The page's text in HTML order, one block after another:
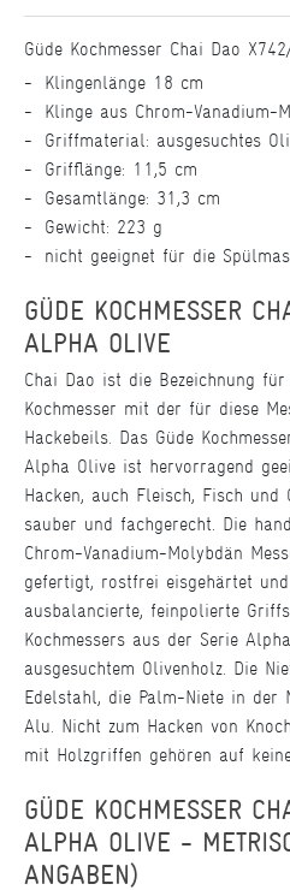
Güde Kochmesser Chai Dao
Klingenlänge 18 cm
Klinge aus Chrom-Vanadium-
Griffmaterial: ausgesuchtes
Grifflänge: 11,5 cm
Gesamtlänge: 31,3 cm
Gewicht: 223 g
nicht geeignet für die
GÜDE KOCHMESSER
ALPHA OLIVE
Chai Dao ist die Bezeichnung
Kochmesser mit der für diese
Hackebeils. Das Güde
Alpha Olive ist hervorragend
Hacken, auch Fleisch, Fisch und
sauber und fachgerecht. Die
Chrom-Vanadium-Molybdän
gefertigt, rostfrei eisgehärtet
ausbalancierte, feinpolierte
Kochmessers aus der Serie
ausgesuchtem Olivenholz. Die
Edelstahl, die Palm-Niete in
Alu. Nicht zum Hacken von
mit Holzgriffen gehören auf
GÜDE KOCHMESSER
ALPHA OLIVE -
ANGABEN)